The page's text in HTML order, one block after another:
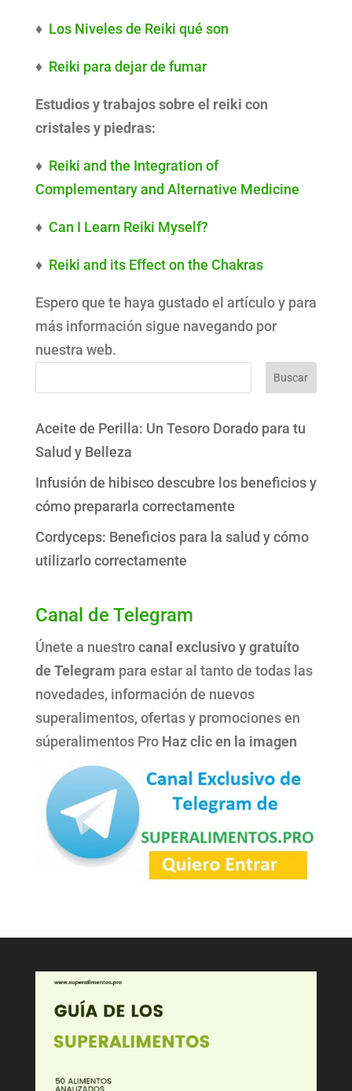
♦ Los Niveles de Reiki qué son
♦ Reiki para dejar de fumar
Estudios y trabajos sobre el reiki con
cristales y piedras:
♦ Reiki and the Integration of
Complementary and Alternative Medicine
♦ Can I Learn Reiki Myself?
♦ Reiki and its Effect on the Chakras
Espero que te haya gustado el artículo y para
más información sigue navegando por
nuestra web.
Buscar
Aceite de Perilla: Un Tesoro Dorado para tu
Salud y Belleza
Infusión de hibisco descubre los beneficios y
cómo prepararla correctamente
Cordyceps: Beneficios para la salud y cómo
utilizarlo correctamente
Canal de Telegram
Únete a nuestrocanal exclusivo y gratuíto
de Telegram para estar al tanto de todas las
novedades, información de nuevos
superalimentos, ofertas y promociones en
súperalimentos Pro Haz clic en la imagen